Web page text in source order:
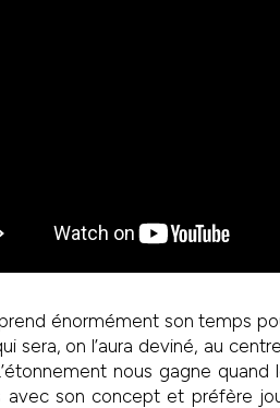
énormément son temps
sera, on l’aura deviné, au
nous gagne
avec son concept et préfère